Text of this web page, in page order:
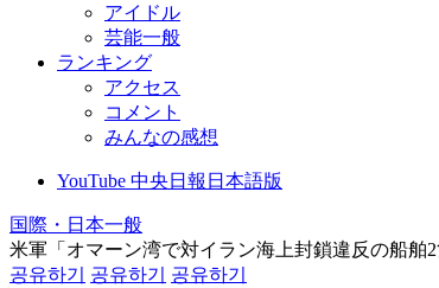
アイドル
芸能一般
ランキング
アクセス
コメント
みんなの感想
YouTube 中央日報日本語版
国際・日本一般
米軍「オマーン湾で対イラン海上封鎖違反の船舶2
공유하기
공유하기
공유하기